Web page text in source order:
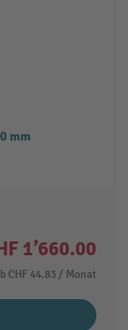
mm
1’660.00
CHF 44.83/ Monat